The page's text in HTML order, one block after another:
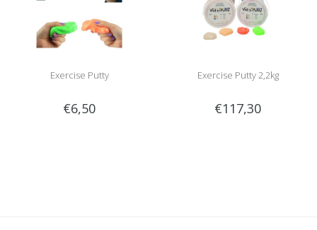
Exercise Putty
€6,50
Exercise Putty 2,2kg
€117,30